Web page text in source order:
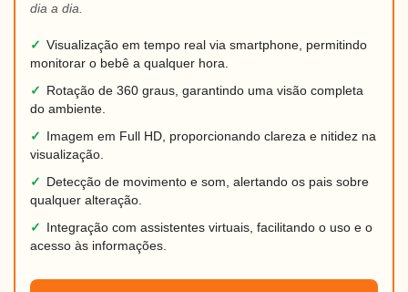
dia a dia.
✓ Visualização em tempo real via smartphone, permitindo
monitorar o bebê a qualquer hora.
✓
Rotação de 360 graus, garantindo uma visão completa
do ambiente.
✓
Imagem em Full HD, proporcionando clareza e nitidez na
visualização.
✓
Detecção de movimento e som, alertando os pais sobre
qualquer alteração.
✓
Integração com assistentes virtuais, facilitando o uso e o
acesso às informações.